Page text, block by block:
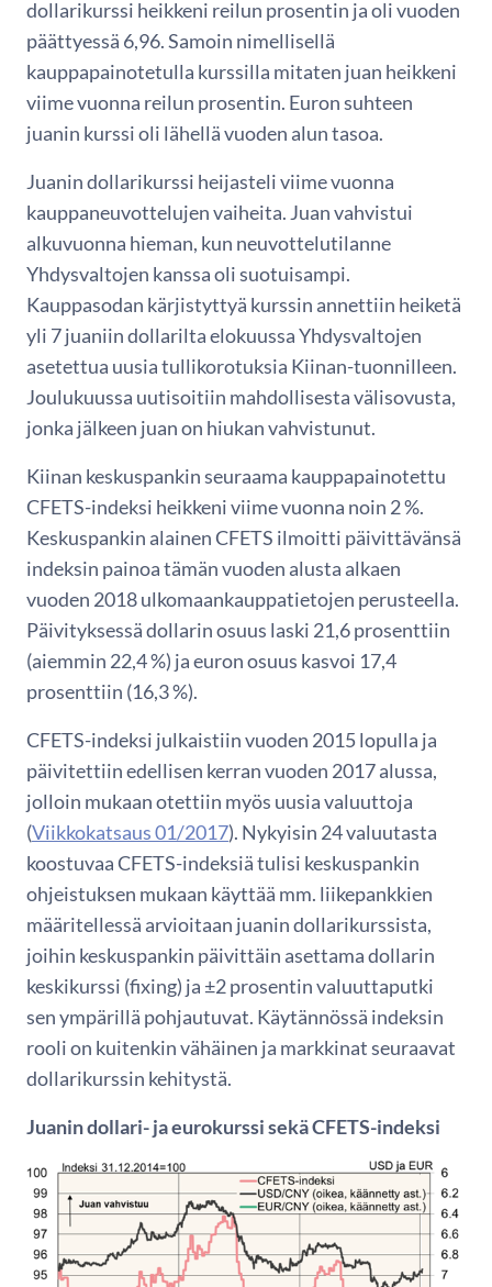
dollarikurssi heikkeni reilun prosentin ja oli vuoden
päättyessä 6,96. Samoin nimellisellä
kauppapainotetulla kurssilla mitaten juan heikkeni
viime vuonna reilun prosentin. Euron suhteen
juanin kurssi oli lähellä vuoden alun tasoa.
Juanin dollarikurssi heijasteli viime vuonna
kauppaneuvottelujen vaiheita. Juan vahvistui
alkuvuonna hieman, kun neuvottelutilanne
Yhdysvaltojen kanssa oli suotuisampi.
Kauppasodan kärjistyttyä kurssin annettiin heiketä
yli 7 juaniin dollarilta elokuussa Yhdysvaltojen
asetettua uusia tullikorotuksia Kiinan-tuonnilleen.
Joulukuussa uutisoitiin mahdollisesta välisovusta,
jonka jälkeen juan on hiukan vahvistunut.
Kiinan keskuspankin seuraama kauppapainotettu
CFETS-indeksi heikkeni viime vuonna noin 2 %.
Keskuspankin alainen CFETS ilmoitti päivittävänsä
indeksin painoa tämän vuoden alusta alkaen
vuoden 2018 ulkomaankauppatietojen perusteella.
Päivityksessä dollarin osuus laski 21,6 prosenttiin
(aiemmin 22,4 %) ja euron osuus kasvoi 17,4
prosenttiin (16,3 %).
CFETS-indeksi julkaistiin vuoden 2015 lopulla ja
päivitettiin edellisen kerran vuoden 2017 alussa,
jolloin mukaan otettiin myös uusia valuuttoja
(Viikkokatsaus 01/2017). Nykyisin 24 valuutasta
koostuvaa CFETS-indeksiä tulisi keskuspankin
ohjeistuksen mukaan käyttää mm. liikepankkien
määritellessä arvioitaan juanin dollarikurssista,
joihin keskuspankin päivittäin asettama dollarin
keskikurssi (fixing) ja ±2 prosentin valuuttaputki
sen ympärillä pohjautuvat. Käytännössä indeksin
rooli on kuitenkin vähäinen ja markkinat seuraavat
dollarikurssin kehitystä.
Juanin dollari- ja eurokurssi sekä CFETS-indeksi